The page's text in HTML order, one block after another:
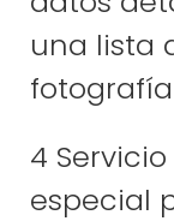
una lista
4 Servicio
especial